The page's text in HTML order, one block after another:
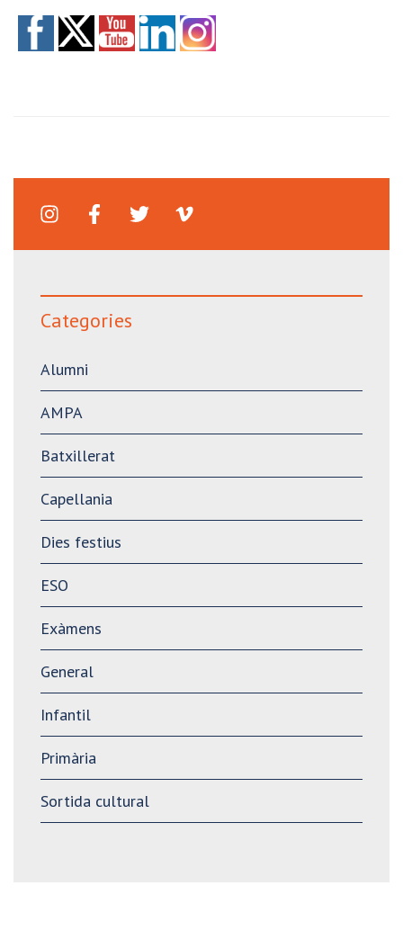
Categories
Alumni
AMPA
Batxillerat
Capellania
Dies festius
ESO
Exàmens
General
Infantil
Primària
Sortida cultural